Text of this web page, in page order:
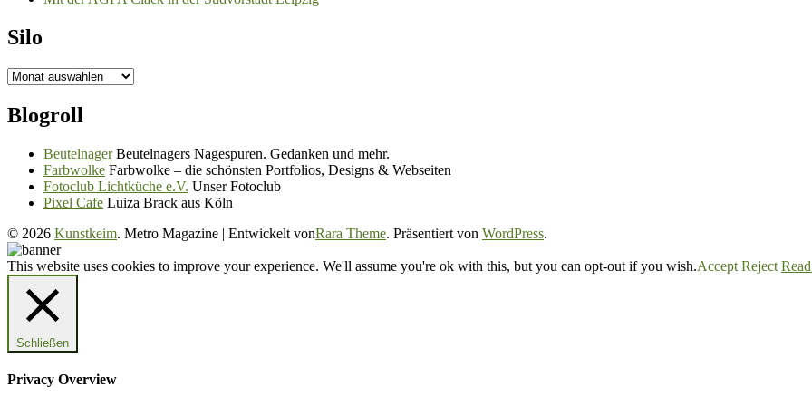
Silo
Silo
Blogroll
BeutelnagerBeutelnagers Nagespuren. Gedanken und mehr.
Farbwolke Farbwolke – die schönsten Portfolios, Designs & Webseiten
Fotoclub Lichtküche e.V. Unser Fotoclub
Pixel Cafe Luiza Brack aus Köln
© 2026 Kunstkeim. Metro Magazine | Entwickelt vonRara Theme. Präsentiert von WordPress.
This website uses cookies to improve your experience. We'll assume you're ok with this, but you can opt-out if you wish.Accept Reject
Schließen
Privacy Overview